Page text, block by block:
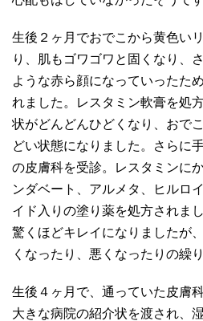
生後２ヶ月でおでこから黄色い
り、肌もゴワゴワと固くなり、
ような赤ら顔になっていったた
れました。レスタミン軟膏を処
状がどんどんひどくなり、おで
どい状態になりました。さらに
の皮膚科を受診。レスタミンに
ンダベート、アルメタ、ヒルロ
イド入りの塗り薬を処方されま
驚くほどキレイになりましたが
くなったり、悪くなったりの繰
生後４ヶ月で、通っていた皮膚
大きな病院の紹介状を渡され、